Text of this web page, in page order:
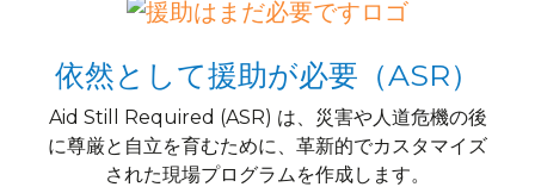
依然として援助が必要（ASR）
Aid Still Required (ASR) は、災害や人道危機の後
に尊厳と自立を育むために、革新的でカスタマイズ
された現場プログラムを作成します。